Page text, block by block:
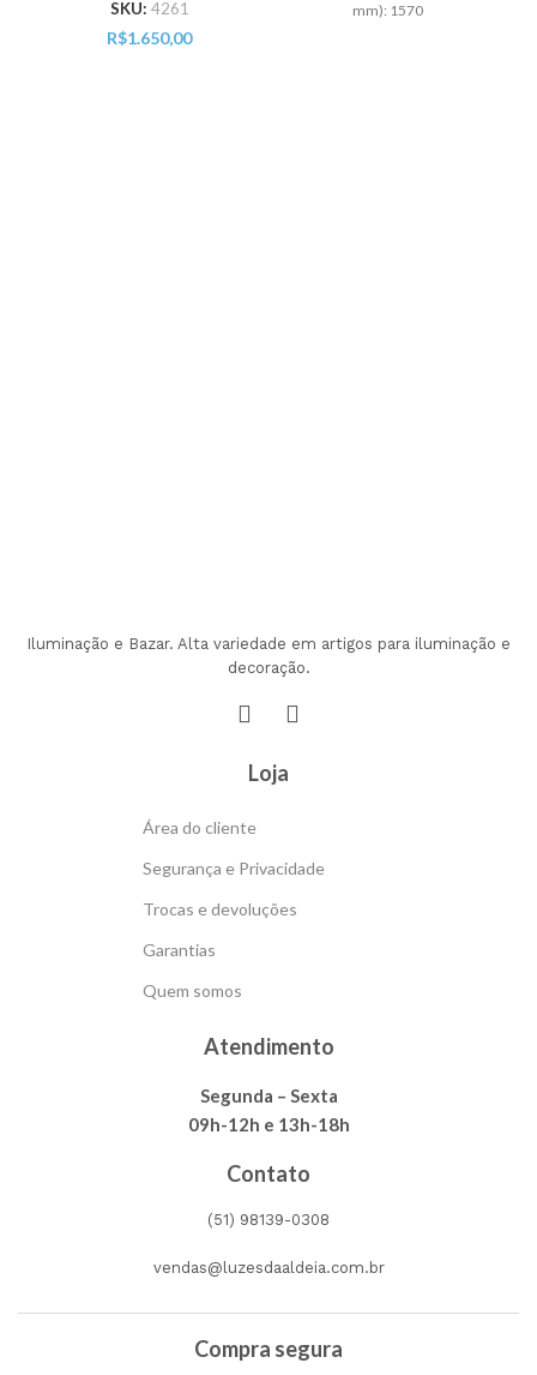
SKU: 4261
R$1.650,00
mm): 1570
Iluminação e Bazar. Alta variedade em artigos para iluminação e
decoração.
Loja
Área do cliente
Segurança e Privacidade
Trocas e devoluções
Garantias
Quem somos
Atendimento
Segunda – Sexta
09h-12h e 13h-18h
Contato
(51) 98139-0308
vendas@luzesdaaldeia.com.br
Compra segura